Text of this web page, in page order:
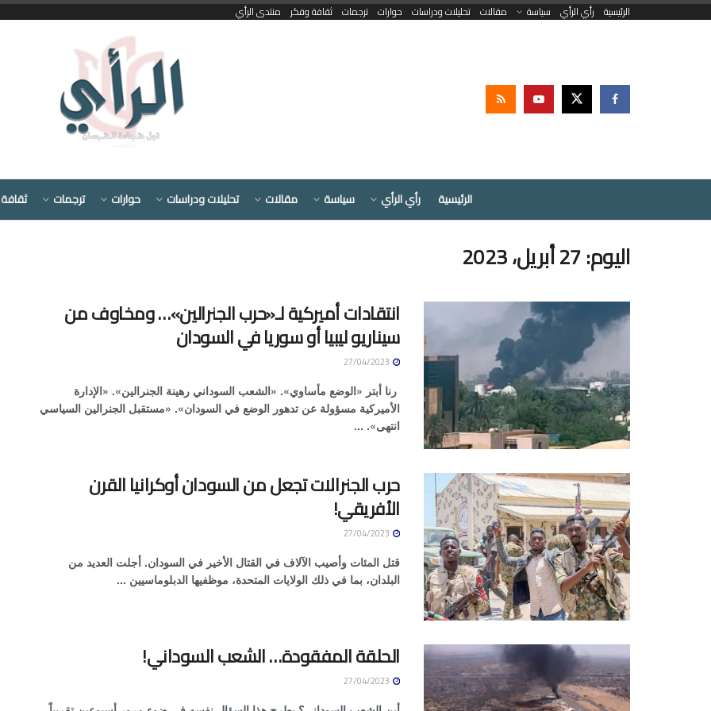
الرئيسية رأي الرأي سياسة مقالات تحليلات ودراسات حوارات ترجمات ثقافة وفكر منتدى الرأي
الرئيسية رأي الرأي سياسة مقالات تحليلات ودراسات حوارات ترجمات
اليوم:27 أبريل، 2023
انتقادات أميركية لـ«حرب الجنرالين»… ومخاوف من
سيناريو ليبيا أو سوريا في السودان
رنا أبتر «الوضع مأساوي». «الشعب السوداني رهينة الجنرالين». «الإدارة
الأميركية مسؤولة عن تدهور الوضع في السودان». «مستقبل الجنرالين السياسي
انتهى». ...
حرب الجنرالات تجعل من السودان أوكرانيا القرن
الأفريقي!
قتل المئات وأصيب الآلاف في القتال الأخير في السودان. أجلت العديد من
البلدان، بما في ذلك الولايات المتحدة، موظفيها الدبلوماسيين ...
الحلقة المفقودة… الشعب السوداني!